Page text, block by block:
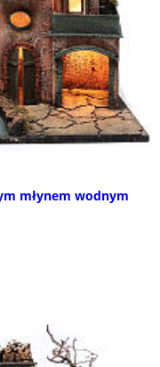
młynem wodnym